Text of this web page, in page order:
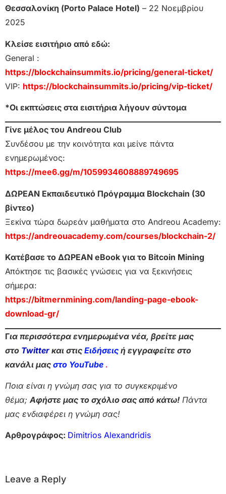
Θεσσαλονίκη (Porto Palace Hotel) – 22 Νοεμβρίου
2025
Κλείσε εισιτήριο από εδώ:
General :
https://blockchainsummits.io/pricing/general-ticket/
VIP: https://blockchainsummits.io/pricing/vip-ticket/
*Οι εκπτώσεις στα εισιτήρια λήγουν σύντομα
Γίνε μέλος του Andreou Club
Συνδέσου με την κοινότητα και μείνε πάντα
ενημερωμένος:
https://mee6.gg/m/1059934608889749695
ΔΩΡΕΑΝ Εκπαιδευτικό Πρόγραμμα Blockchain (30
βίντεο)
Ξεκίνα τώρα δωρεάν μαθήματα στο Andreou Academy:
https://andreouacademy.com/courses/blockchain-2/
Κατέβασε το ΔΩΡΕΑΝ eBook για το Bitcoin Mining
Απόκτησε τις βασικές γνώσεις για να ξεκινήσεις
σήμερα:
https://bitmernmining.com/landing-page-ebook-
download-gr/
Για περισσότερα ενημερωμένα νέα, βρείτε μας
στο Twitter και στις Ειδήσεις ή εγγραφείτε στο
κανάλι μας στο YouTube .
Ποια είναι η γνώμη σας για το συγκεκριμένο
θέμα; Αφήστε μας το σχόλιο σας από κάτω! Πάντα
μας ενδιαφέρει η γνώμη σας!
Αρθρογράφος: Dimitrios Alexandridis
Leave a Reply